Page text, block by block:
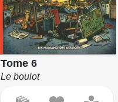
Tome 6
Le boulot